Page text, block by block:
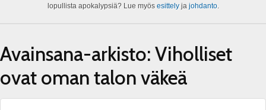
lopullista apokalypsiä? Lue myös esittelyja johdanto.
Avainsana-arkisto: Viholliset
ovat oman talon väkeä